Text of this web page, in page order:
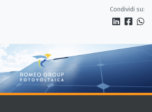
Condividi su: